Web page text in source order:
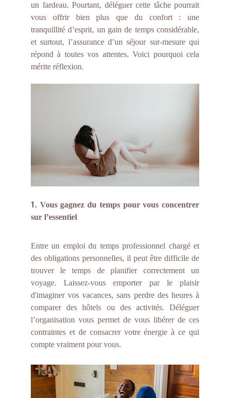
un fardeau. Pourtant, déléguer cette tâche pourrait
vous offrir bien plus que du confort : une
tranquillité d’esprit, un gain de temps considérable,
et surtout, l’assurance d’un séjour sur-mesure qui
répond à toutes vos attentes. Voici pourquoi cela
mérite réflexion.
1. Vous gagnez du temps pour vous concentrer
sur l’essentiel
Entre un emploi du temps professionnel chargé et
des obligations personnelles, il peut être difficile de
trouver le temps de planifier correctement un
voyage. Laissez-vous emporter par le plaisir
d'imaginer vos vacances, sans perdre des heures à
comparer des hôtels ou des activités. Déléguer
l’organisation vous permet de vous libérer de ces
contraintes et de consacrer votre énergie à ce qui
compte vraiment pour vous.